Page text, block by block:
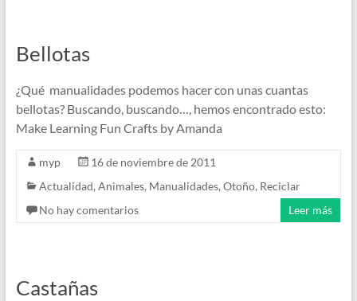
Bellotas
¿Qué manualidades podemos hacer con unas cuantas
bellotas? Buscando, buscando…, hemos encontrado esto:
Make Learning Fun Crafts by Amanda
myp
16 de noviembre de 2011
Actualidad, Animales, Manualidades, Otoño, Reciclar
No hay comentarios
Leer más
Castañas